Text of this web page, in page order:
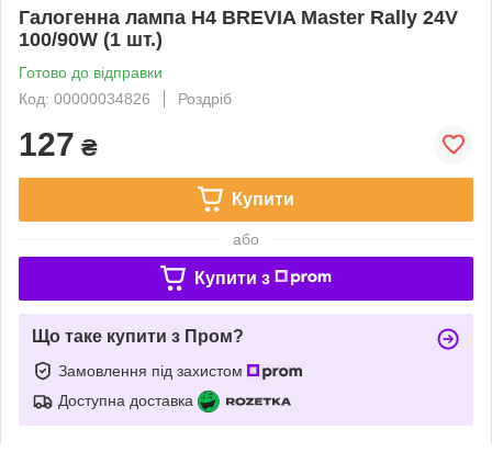
Галогенна лампа H4 BREVIA Master Rally 24V
100/90W (1 шт.)
Готово до відправки
Код: 00000034826
Роздріб
127 ₴
Купити
або
Купити з
Що таке купити з Пром?
Замовлення під захистом
Доступна доставка